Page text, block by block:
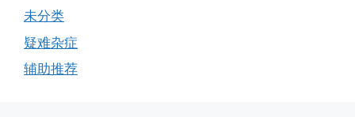
未分类
疑难杂症
辅助推荐